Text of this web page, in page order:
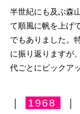
半世紀にも及ぶ森
て順風に帆を上げ
でもありました。
に振り返りますが
代ごとにピックア
｜ 1968 ｜